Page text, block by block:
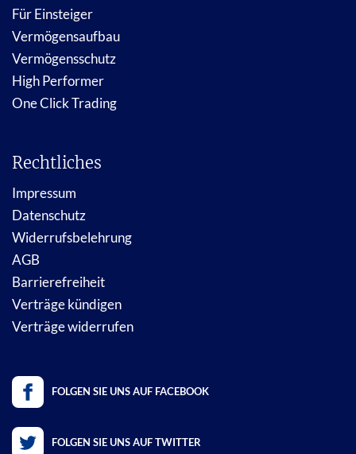
Für Einsteiger
Vermögensaufbau
Vermögensschutz
High Performer
One Click Trading
Rechtliches
Impressum
Datenschutz
Widerrufsbelehrung
AGB
Barrierefreiheit
Verträge kündigen
Verträge widerrufen
FOLGEN SIE UNS AUF FACEBOOK
FOLGEN SIE UNS AUF TWITTER